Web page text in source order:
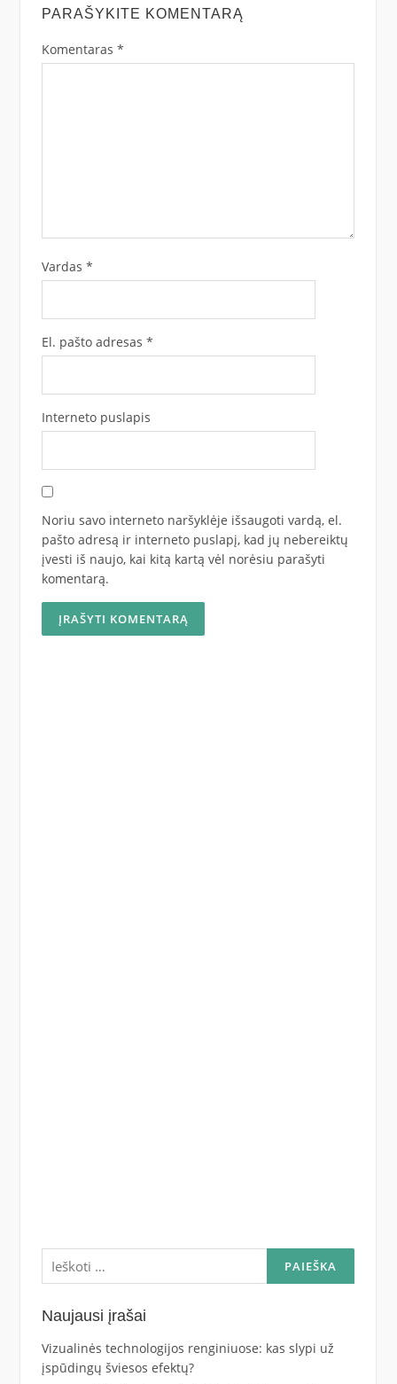
PARAŠYKITE KOMENTARĄ
Komentaras *
Vardas *
El. pašto adresas *
Interneto puslapis
Noriu savo interneto naršyklėje išsaugoti vardą, el.
pašto adresą ir interneto puslapį, kad jų nebereiktų
įvesti iš naujo, kai kitą kartą vėl norėsiu parašyti
komentarą.
Ieškoti:
Naujausi įrašai
Vizualinės technologijos renginiuose: kas slypi už
įspūdingų šviesos efektų?